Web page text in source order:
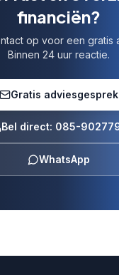
financiën?
op voor een gratis
Binnen 24 uur reactie.
Gratis adviesgesprek
Bel direct: 085-
WhatsApp